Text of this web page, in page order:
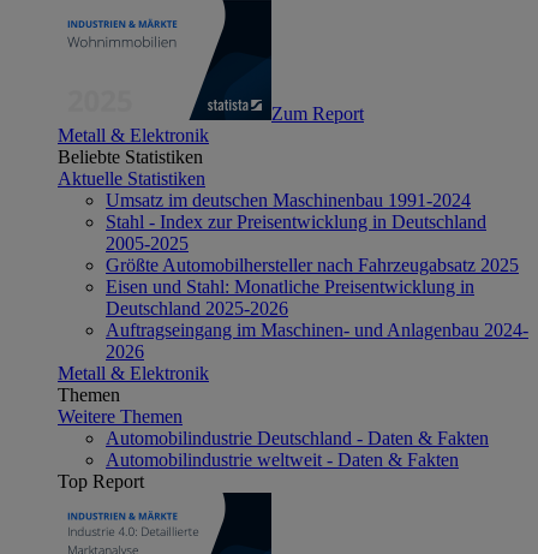
Zum Report
Metall & Elektronik
Beliebte Statistiken
Aktuelle Statistiken
Umsatz im deutschen Maschinenbau 1991-2024
Stahl - Index zur Preisentwicklung in Deutschland
2005-2025
Größte Automobilhersteller nach Fahrzeugabsatz 2025
Eisen und Stahl: Monatliche Preisentwicklung in
Deutschland 2025-2026
Auftragseingang im Maschinen- und Anlagenbau 2024-
2026
Metall & Elektronik
Themen
Weitere Themen
Automobilindustrie Deutschland - Daten & Fakten
Automobilindustrie weltweit - Daten & Fakten
Top Report